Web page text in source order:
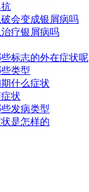
会变成银屑病吗
疗银屑病吗
标志的外在症状呢
类型
什么症状
状
发病类型
是怎样的